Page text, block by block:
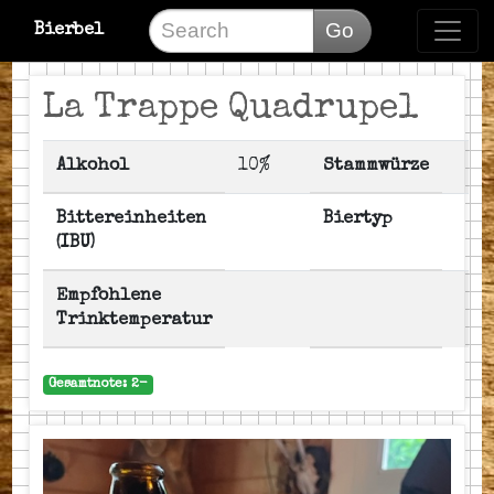
Bierbel Go
La Trappe Quadrupel
Alkohol 10% Stammwürze
Bittereinheiten
(IBU)
Biertyp
Empfohlene
Trinktemperatur
Gesamtnote: 2-